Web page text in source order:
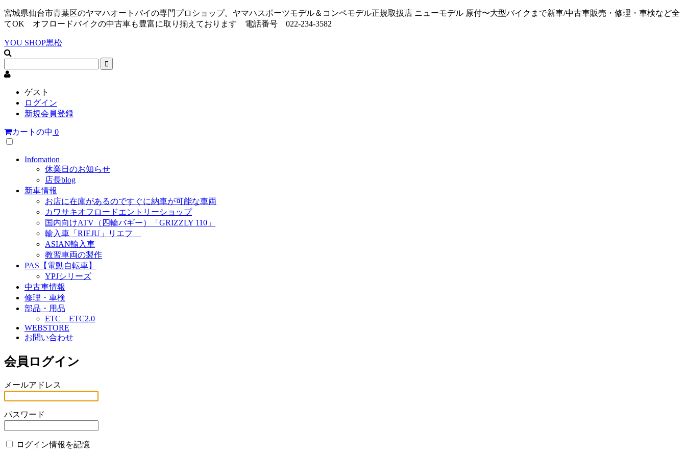
宮城県仙台市青葉区のヤマハオートバイの専門プロショップ。ヤマハスポーツモデル＆コンペモデル正規取扱店 ニューモデル 原付〜大型バイクまで新車/中古車販売・修理・車検など全
てOK オフロードバイクの中古車も豊富に取り揃えております 電話番号 022-234-3582
YOU SHOP黒松
ゲスト
ログイン
新規会員登録
カートの中 0
Infomation
休業日のお知らせ
店長blog
新車情報
お店に在庫があるのですぐに納車が可能な車両
カワサキオフロードエントリーショップ
国内向けATV（四輪バギー）「GRIZZLY 110」
輸入車「RIEJU」リエフ
ASIAN輸入車
教習車両の製作
PAS【電動自転車】
YPJシリーズ
中古車情報
修理・車検
部品・用品
ETC ETC2.0
WEBSTORE
お問い合わせ
会員ログイン
メールアドレス
パスワード
ログイン情報を記憶